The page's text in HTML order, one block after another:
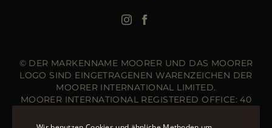
© DER MARKENNAME MOORER UND DAS MOORER
LOGO SIND EINGETRAGENEN WARENZEICHEN DER
MOORER INTERNATIONAL LIMITED.
MOORER INTERNATIONAL REGISTERED OFFICE: 40
KINGDOM. COMPANY REGISTRATION NUMBER: 141015